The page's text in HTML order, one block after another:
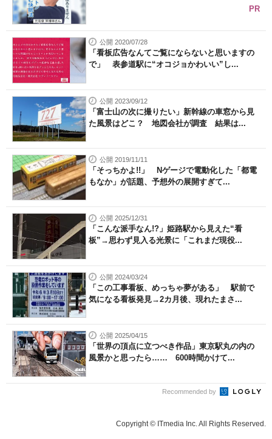
PR
公開 2020/07/28
「看板広告なんてご覧にならないと思いますの
で」 表参道駅に“オコジョかわいい”し...
公開 2023/09/12
「富士山の次に撮りたい」新幹線の車窓から見
た風景はどこ？ 地図会社が調査 結果は...
公開 2019/11/11
「そっちかよ!!」 Nゲージで電動化した「都電
もなか」が話題、予想外の展開すぎて...
公開 2025/12/31
「こんな派手なん!?」姫路駅から見えた“看
板”→思わず見入る光景に「これまだ現役...
公開 2024/03/24
「この工事看板、めっちゃ夢がある」 駅前で
気になる看板発見→2カ月後、現れたまさ...
公開 2025/04/15
「世界の頂点に立つべき作品」東京駅丸の内の
風景かと思ったら…… 600時間かけて...
Recommended by
Copyright © ITmedia Inc. All Rights Reserved.